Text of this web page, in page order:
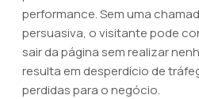
performance. Sem uma
persuasiva, o visitante pode
sair da página sem realizar
resulta em desperdício de
perdidas para o negócio.